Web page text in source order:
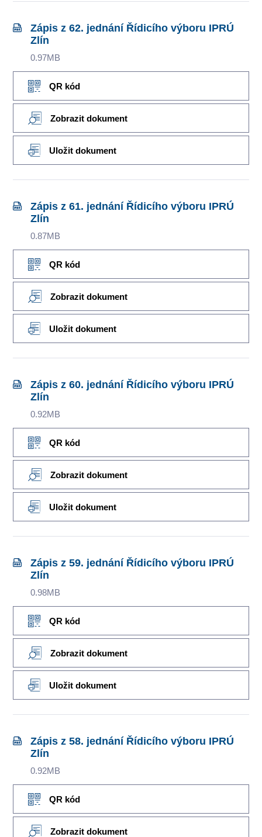
Zápis z 62. jednání Řídicího výboru IPRÚ
Zlín
0.97MB
QR kód
Zobrazit dokument
Uložit dokument
Zápis z 61. jednání Řídicího výboru IPRÚ
Zlín
0.87MB
QR kód
Zobrazit dokument
Uložit dokument
Zápis z 60. jednání Řídicího výboru IPRÚ
Zlín
0.92MB
QR kód
Zobrazit dokument
Uložit dokument
Zápis z 59. jednání Řídicího výboru IPRÚ
Zlín
0.98MB
QR kód
Zobrazit dokument
Uložit dokument
Zápis z 58. jednání Řídicího výboru IPRÚ
Zlín
0.92MB
QR kód
Zobrazit dokument